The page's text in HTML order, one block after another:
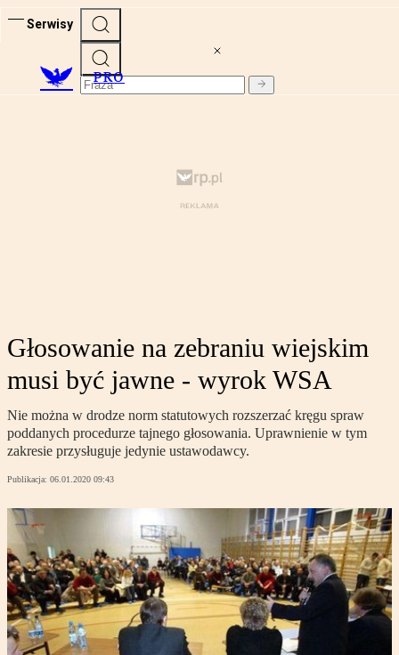
Serwisy
PRO
Głosowanie na zebraniu wiejskim
musi być jawne - wyrok WSA
Nie można w drodze norm statutowych rozszerzać kręgu spraw
poddanych procedurze tajnego głosowania. Uprawnienie w tym
zakresie przysługuje jedynie ustawodawcy.
Publikacja: 06.01.2020 09:43